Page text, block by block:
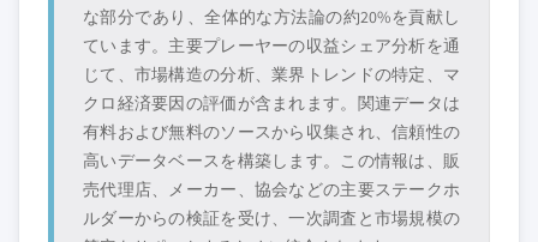
な部分であり、全体的な方法論の約20%を貢献し
ています。主要プレーヤーの収益シェア分析を通
じて、市場構造の分析、業界トレンドの特定、マ
クロ経済要因の評価が含まれます。関連データは
有料および無料のソースから収集され、信頼性の
高いデータベースを構築します。この情報は、販
売代理店、メーカー、協会などの主要ステークホ
ルダーからの検証を受け、一次調査と市場規模の